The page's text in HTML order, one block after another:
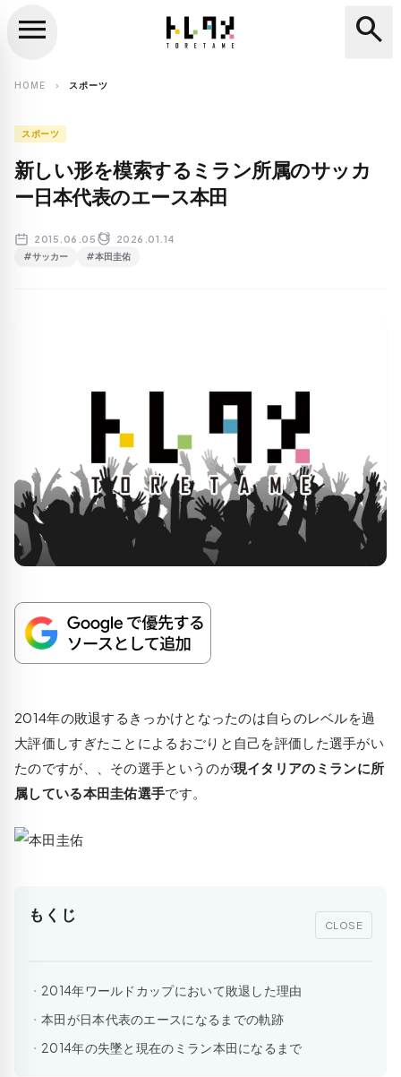
search
menu search
HOME chevron_right スポーツ
スポーツ
新しい形を模索するミラン所属のサッカ
ー日本代表のエース本田
2015.06.05 2026.01.14
#サッカー #本田圭佑
2014年の敗退するきっかけとなったのは自らのレベルを過
大評価しすぎたことによるおごりと自己を評価した選手がい
たのですが、、その選手というのが現イタリアのミランに所
属している本田圭佑選手です。
もくじ
CLOSE
2014年ワールドカップにおいて敗退した理由
本田が日本代表のエースになるまでの軌跡
2014年の失墜と現在のミラン本田になるまで